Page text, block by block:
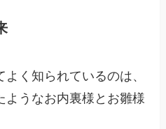
く知られているのは、
ようなお内裏様とお雛様